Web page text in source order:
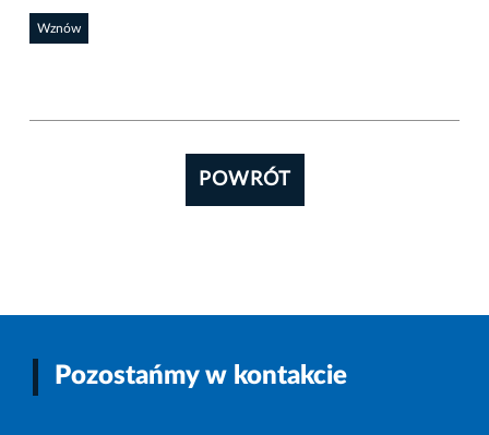
Wznów
POWRÓT
Pozostańmy w kontakcie